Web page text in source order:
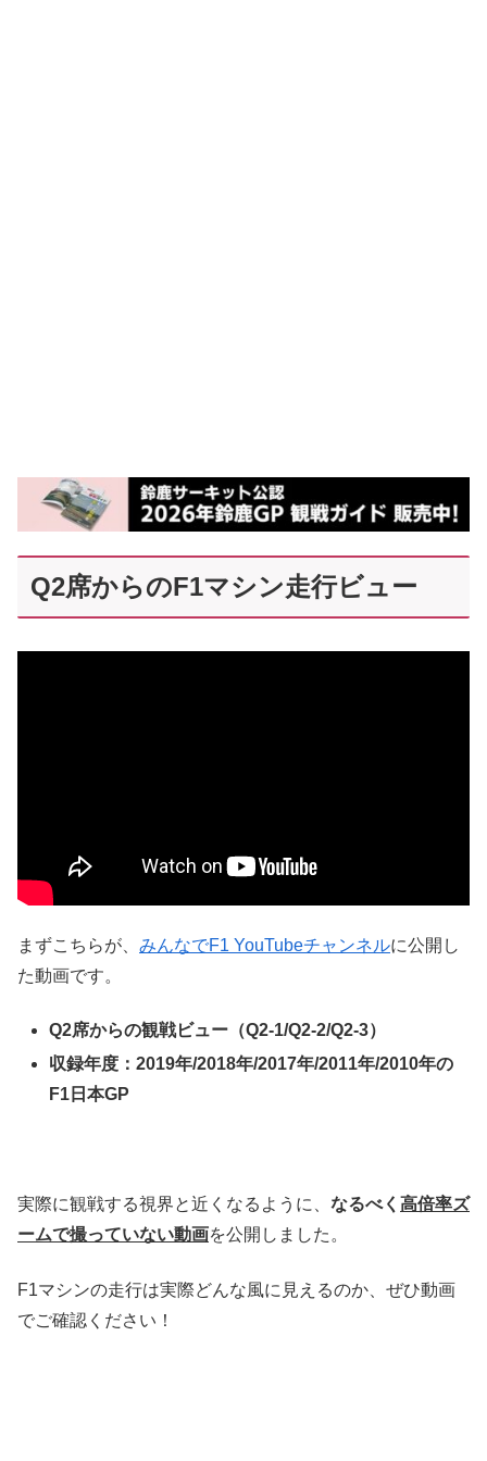
Q2席からのF1マシン走行ビュー
まずこちらが、 みんなでF1 YouTubeチャンネルに公開し
た動画です。
Q2席からの観戦ビュー（Q2-1/Q2-2/Q2-3）
収録年度：2019年/2018年/2017年/2011年/2010年の
F1日本GP
実際に観戦する視界と近くなるように、 なるべく 高倍率ズ
ームで撮っていない動画を公開しました。
F1マシンの走行は実際どんな風に見えるのか、ぜひ動画
でご確認ください！